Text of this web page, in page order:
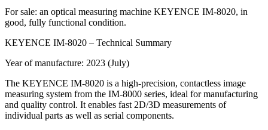
For sale: an optical measuring machine KEYENCE IM‑8020, in
good, fully functional condition.
KEYENCE IM‑8020 – Technical Summary
Year of manufacture: 2023 (July)
The KEYENCE IM‑8020 is a high-precision, contactless image
measuring system from the IM‑8000 series, ideal for manufacturing
and quality control. It enables fast 2D/3D measurements of
individual parts as well as serial components.